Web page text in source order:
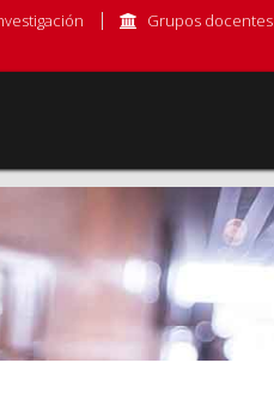
Grupos docentes